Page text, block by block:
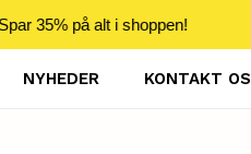
35% på alt i shoppen!
NYHEDER KONTAKT OS